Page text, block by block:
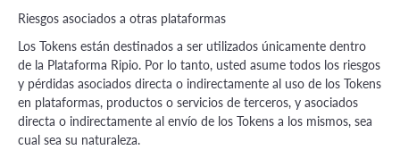
Riesgos asociados a otras plataformas
Los Tokens están destinados a ser utilizados únicamente dentro
de la Plataforma Ripio. Por lo tanto, usted asume todos los riesgos
y pérdidas asociados directa o indirectamente al uso de los Tokens
en plataformas, productos o servicios de terceros, y asociados
directa o indirectamente al envío de los Tokens a los mismos, sea
cual sea su naturaleza.